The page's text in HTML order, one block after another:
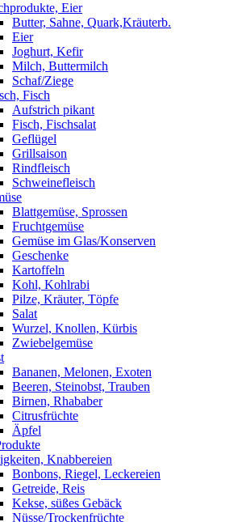
Eier
Butter, Sahne, Quark,Kräuterb.
Eier
Joghurt, Kefir
Milch, Buttermilch
Schaf/Ziege
Fisch
Aufstrich pikant
Fisch, Fischsalat
Geflügel
Grillsaison
Rindfleisch
Schweinefleisch
Blattgemüse, Sprossen
Fruchtgemüse
Gemüse im Glas/Konserven
Geschenke
Kartoffeln
Kohl, Kohlrabi
Pilze, Kräuter, Töpfe
Salat
Wurzel, Knollen, Kürbis
Zwiebelgemüse
Bananen, Melonen, Exoten
Beeren, Steinobst, Trauben
Birnen, Rhababer
Citrusfrüchte
Äpfel
Knabbereien
Bonbons, Riegel, Leckereien
Getreide, Reis
Kekse, süßes Gebäck
Nüsse/Trockenfrüchte